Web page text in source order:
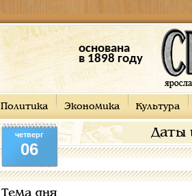
основана
в 1898 году
Политика Экономика Культура
Даты
четверг
06
Тема дня